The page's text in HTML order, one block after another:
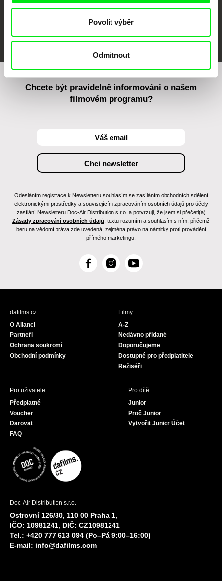
Povolit výběr
Odmítnout
MFDF Ji.hlava
Chcete být pravidelně informováni o našem
filmovém programu?
Odesláním registrace k Newsletteru souhlasím se zasíláním obchodních sdělení
elektronickými prostředky a souvisejícím zpracováním osobních údajů pro účely
zasílání Newsletteru Doc-Air Distribution s.r.o. a potvrzuji, že jsem si přečetl(a)
Zásady zpracování osobních údajů , textu rozumím a souhlasím s ním, přičemž
beru na vědomí práva zde uvedená, zejména právo na námitky proti provádění
přímého marketingu.
F
c
I
s
Y
u
dafilms.cz
O Alianci
Partneři
Ochrana soukromí
Obchodní podmínky
Filmy
A-Z
Nedávno přidané
Doporučujeme
Dostupné pro předplatitele
Režiséři
Pro uživatele
Předplatné
Voucher
Darovat
FAQ
Pro dítě
Junior
Proč Junior
Vytvořit Junior Účet
Doc-Air Distribution s.r.o.
Ostrovní 126/30, 110 00 Praha 1,
IČO: 10981241, DIČ: CZ10981241
Tel.: +420 777 613 094 (Po–Pá 9:00–16:00)
E-mail: info@dafilms.com